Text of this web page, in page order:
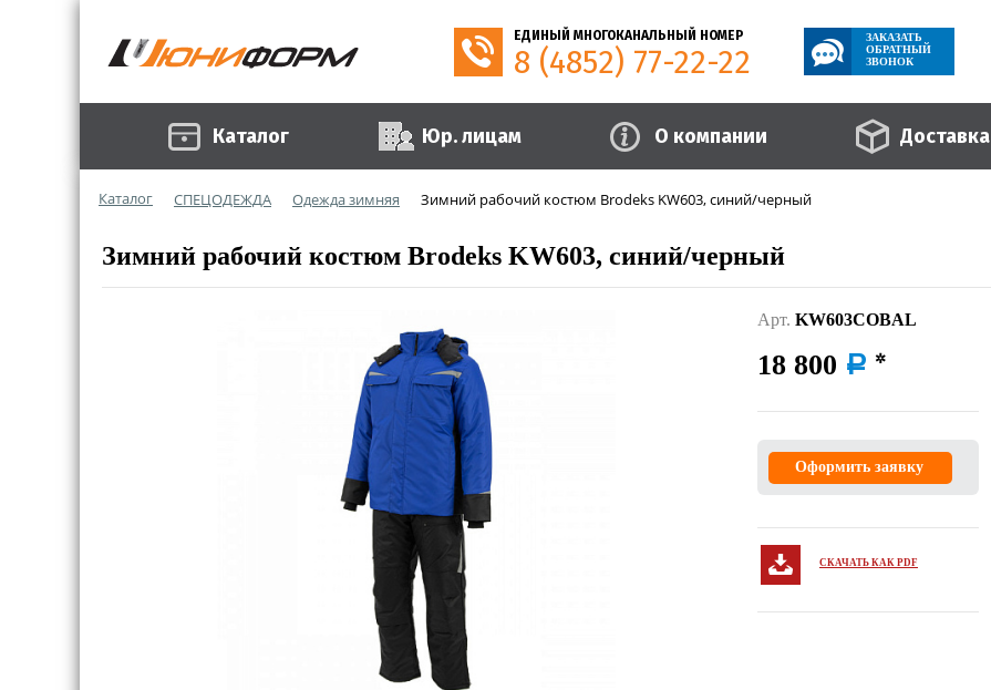
ЕДИНЫЙ МНОГОКАНАЛЬНЫЙ НОМЕР
8 (4852) 77-22-22
ЗАКАЗАТЬ
ОБРАТНЫЙ
ЗВОНОК
Каталог Юр. лицам О компании Доставка
Каталог СПЕЦОДЕЖДА Одежда зимняя Зимний рабочий костюм Brodeks KW603, синий/черный
Зимний рабочий костюм Brodeks KW603, синий/черный
Арт. KW603COBAL
18 800 a
Оформить заявку
СКАЧАТЬ КАК PDF